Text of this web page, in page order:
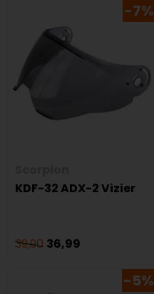
-7%
KDF-32 ADX-2 Vizier
39,90 36,99
-5%